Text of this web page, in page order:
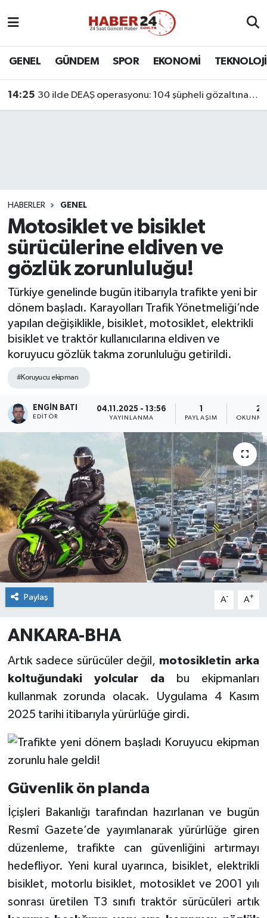
GENEL GÜNDEM SPOR EKONOMİ TEKNOLOJİ
14:25 30 ilde DEAŞ operasyonu: 104 şüpheli gözaltına alındı
HABERLER GENEL
Motosiklet ve bisiklet
sürücülerine eldiven ve
gözlük zorunluluğu!
Türkiye genelinde bugün itibarıyla trafikte yeni bir
dönem başladı. Karayolları Trafik Yönetmeliği’nde
yapılan değişiklikle, bisiklet, motosiklet, elektrikli
bisiklet ve traktör kullanıcılarına eldiven ve
koruyucu gözlük takma zorunluluğu getirildi.
#Koruyucu ekipman
ENGIN BATI
EDITÖR
04.11.2025 - 13:56
YAYINLANMA PAYLAŞIM
2
Paylaş A- A+
ANKARA-BHA
Artık sadece sürücüler değil, motosikletin arka
koltuğundaki yolcular da bu ekipmanları
kullanmak zorunda olacak. Uygulama 4 Kasım
2025 tarihi itibarıyla yürürlüğe girdi.
Güvenlik ön planda
İçişleri Bakanlığı tarafından hazırlanan ve bugün
Resmî Gazete’de yayımlanarak yürürlüğe giren
düzenleme, trafikte can güvenliğini artırmayı
hedefliyor. Yeni kural uyarınca, bisiklet, elektrikli
bisiklet, motorlu bisiklet, motosiklet ve 2001 yılı
sonrası üretilen T3 sınıfı traktör sürücüleri artık
Nöbetçi Eczaneler
Son Dakika Haberleri
Haber Arşivi